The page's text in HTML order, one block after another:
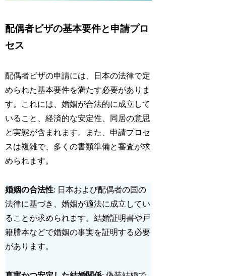
配偶者ビザの基本要件と申請プロ
セス
配偶者ビザの申請には、日本の法律で定
められた基本要件を満たす必要がありま
す。これには、婚姻が合法的に成立して
いること、経済的な安定性、同居の意思
と実態が含まれます。また、申請プロセ
スは複雑で、多くの書類準備と審査が求
められます。
婚姻の合法性: 日本および配偶者の国の
法律に基づき、婚姻が適法に成立 してい
ることが求められます。結婚証明書や戸
籍謄本などで婚姻の事実を証明する必要
があります。